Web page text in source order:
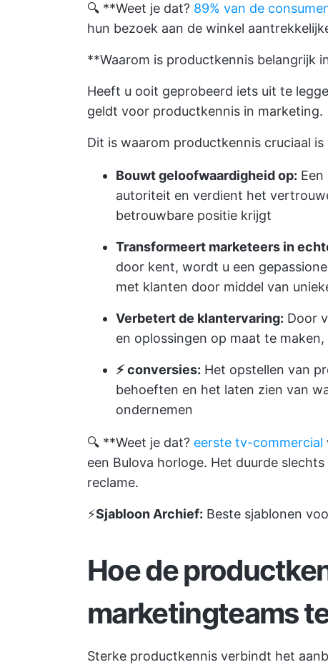
🔍 **Weet je dat? 89% van de
hun bezoek aan de winkel
**Waarom is productkennis belangrijk
Heeft u ooit geprobeerd iets uit te
geldt voor productkennis in marketing.
Dit is waarom productkennis cruciaal
Bouwt geloofwaardigheid op:
autoriteit en verdient het
betrouwbare positie krijgt
Transformeert marketeers in
door kent, wordt u een
met klanten door middel van
Verbetert de klantervaring: Door
en oplossingen op maat te
⚡️ conversies: Het opstellen van
behoeften en het laten zien van
ondernemen
🔍 **Weet je dat? eerste tv-commercial
een Bulova horloge. Het duurde
reclame.
⚡️Sjabloon Archief: Beste sjablonen
Hoe de
marketingteams
Sterke productkennis verbindt het